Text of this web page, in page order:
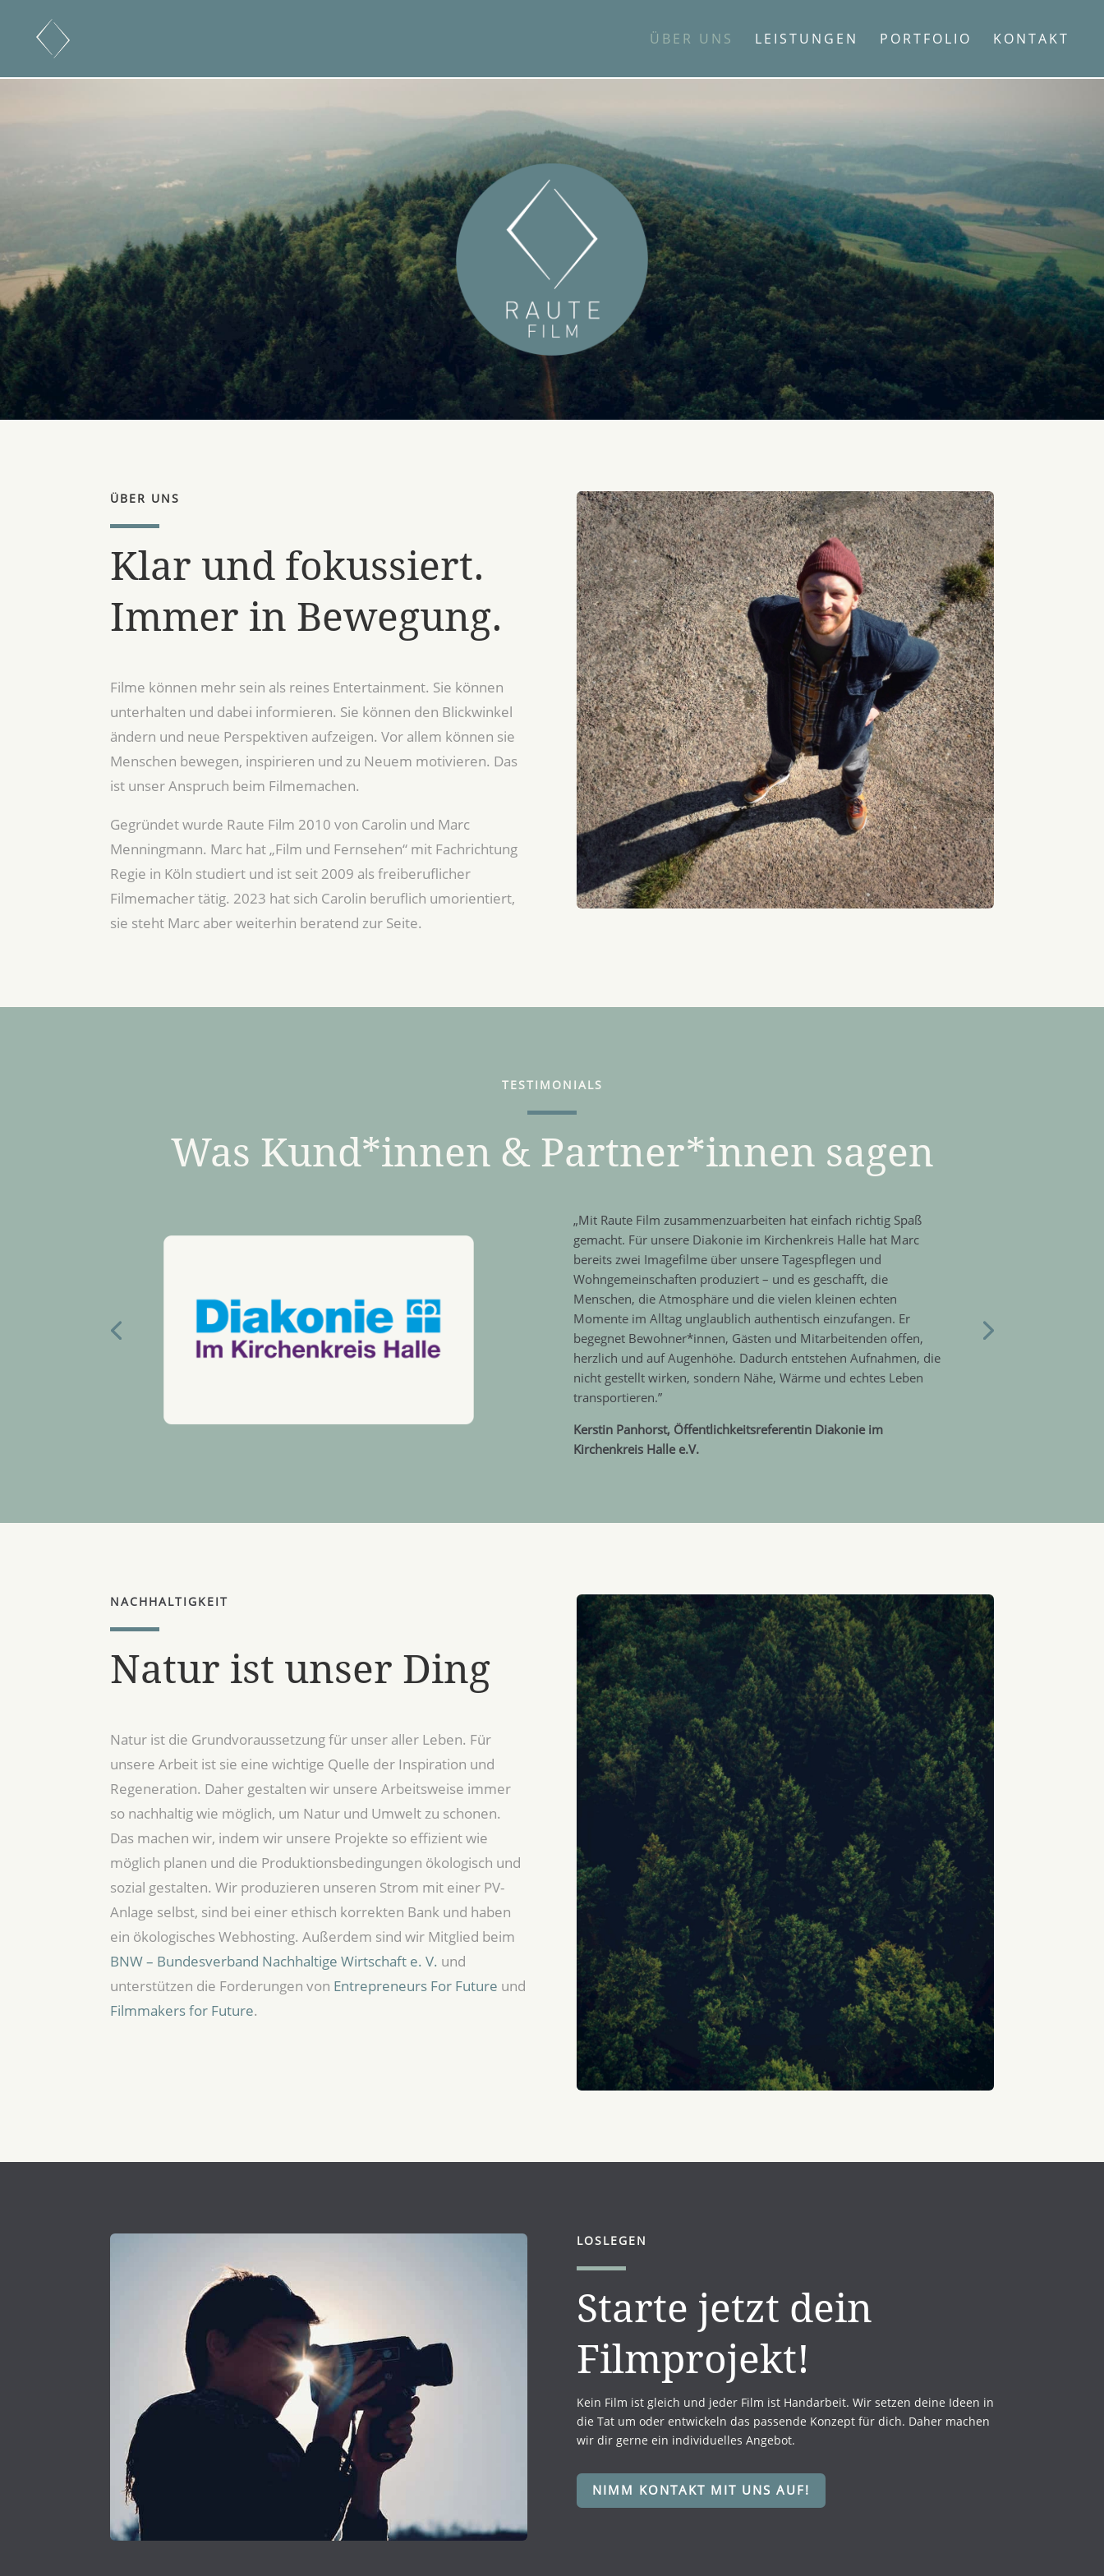
ÜBER UNS LEISTUNGEN PORTFOLIO KONTAKT
ÜBER UNS
Klar und fokussiert.
Immer in Bewegung.
Filme können mehr sein als reines Entertainment. Sie können
unterhalten und dabei informieren. Sie können den Blickwinkel
ändern und neue Perspektiven aufzeigen. Vor allem können sie
Menschen bewegen, inspirieren und zu Neuem motivieren. Das
ist unser Anspruch beim Filmemachen.
Gegründet wurde Raute Film 2010 von Carolin und Marc
Menningmann. Marc hat „Film und Fernsehen“ mit Fachrichtung
Regie in Köln studiert und ist seit 2009 als freiberuflicher
Filmemacher tätig. 2023 hat sich Carolin beruflich umorientiert,
sie steht Marc aber weiterhin beratend zur Seite.
TESTIMONIALS
Was Kund*innen & Partner*innen sagen
„Mit Raute Film zusammenzuarbeiten hat einfach richtig Spaß
gemacht. Für unsere Diakonie im Kirchenkreis Halle hat Marc
bereits zwei Imagefilme über unsere Tagespflegen und
Wohngemeinschaften produziert – und es geschafft, die
Menschen, die Atmosphäre und die vielen kleinen echten
Momente im Alltag unglaublich authentisch einzufangen. Er
begegnet Bewohner*innen, Gästen und Mitarbeitenden offen,
herzlich und auf Augenhöhe. Dadurch entstehen Aufnahmen, die
nicht gestellt wirken, sondern Nähe, Wärme und echtes Leben
transportieren.”
Kerstin Panhorst, Öffentlichkeitsreferentin Diakonie im
Kirchenkreis Halle e.V.
NACHHALTIGKEIT
Natur ist unser Ding
Natur ist die Grundvoraussetzung für unser aller Leben. Für
unsere Arbeit ist sie eine wichtige Quelle der Inspiration und
Regeneration. Daher gestalten wir unsere Arbeitsweise immer
so nachhaltig wie möglich, um Natur und Umwelt zu schonen.
Das machen wir, indem wir unsere Projekte so effizient wie
möglich planen und die Produktionsbedingungen ökologisch und
sozial gestalten. Wir produzieren unseren Strom mit einer PV-
Anlage selbst, sind bei einer ethisch korrekten Bank und haben
ein ökologisches Webhosting. Außerdem sind wir Mitglied beim
BNW – Bundesverband Nachhaltige Wirtschaft e. V. und
unterstützen die Forderungen von Entrepreneurs For Future und
Filmmakers for Future.
LOSLEGEN
Starte jetzt dein
Filmprojekt!
Kein Film ist gleich und jeder Film ist Handarbeit. Wir setzen deine Ideen in
die Tat um oder entwickeln das passende Konzept für dich. Daher machen
wir dir gerne ein individuelles Angebot.
NIMM KONTAKT MIT UNS AUF!